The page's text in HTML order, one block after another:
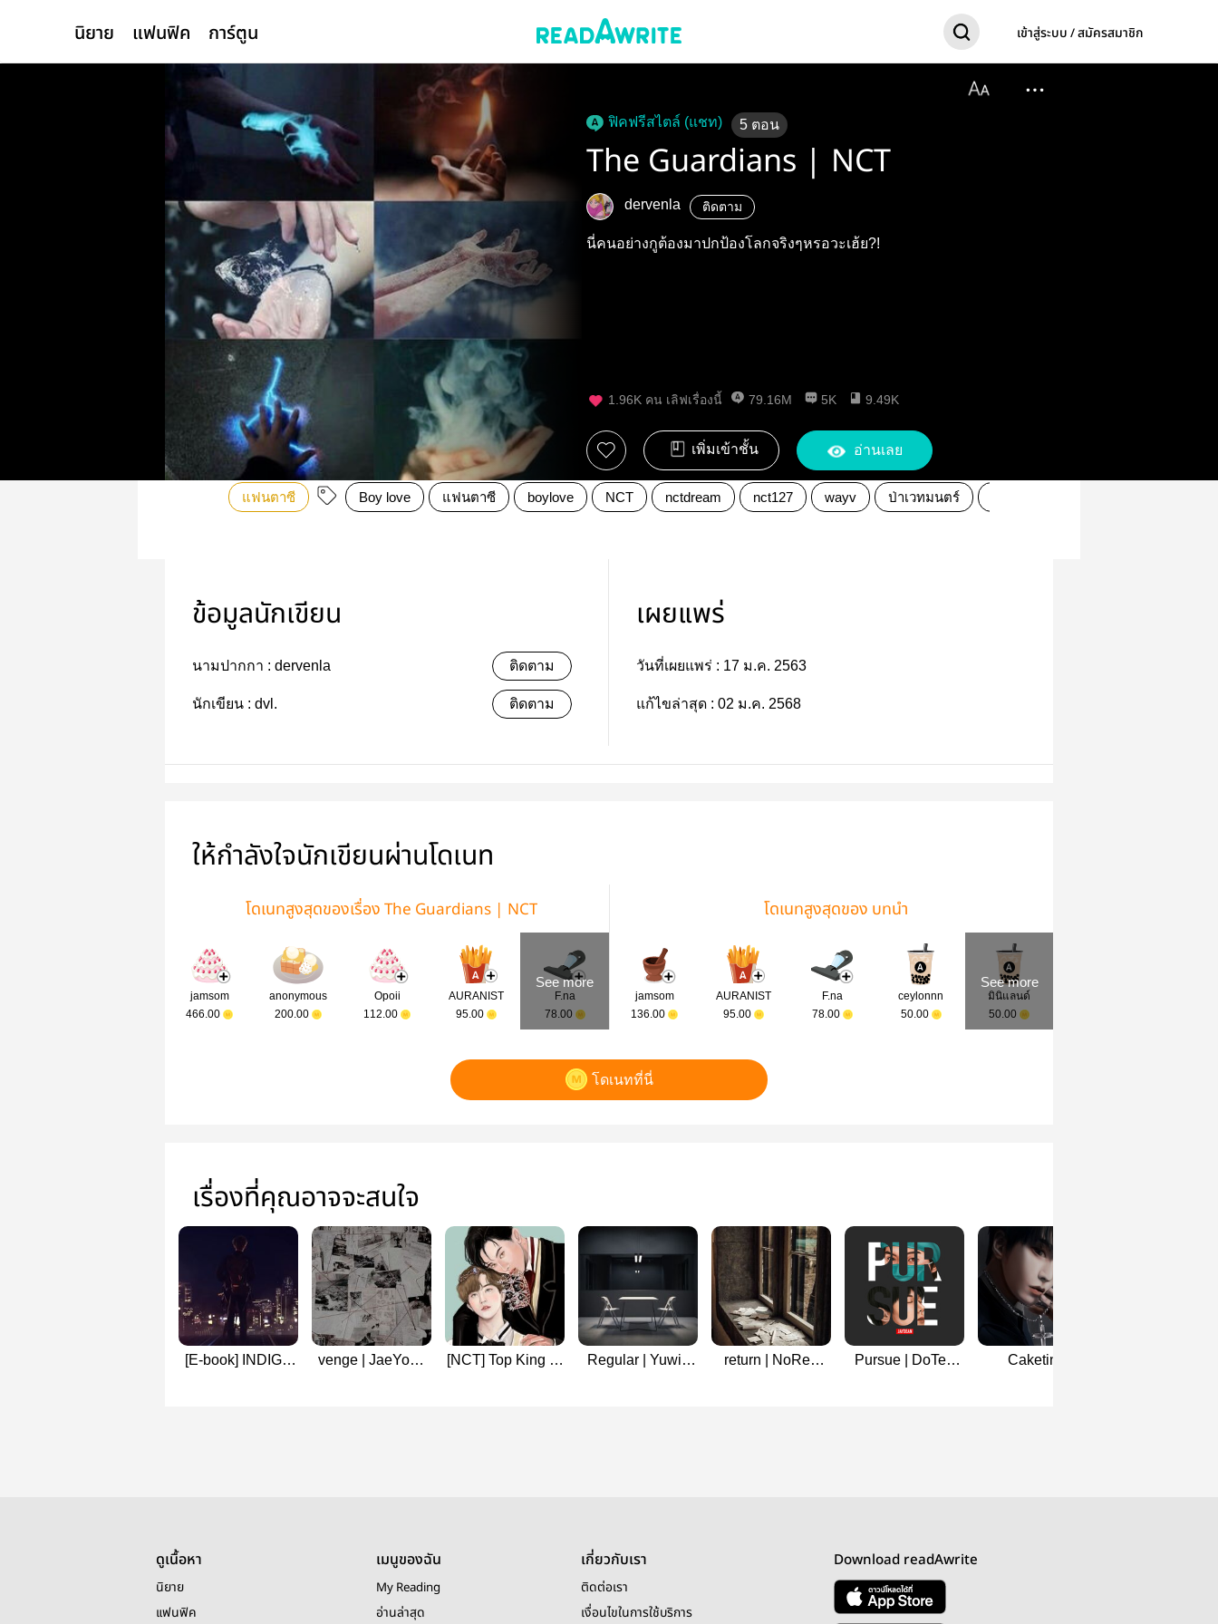
นิยาย แฟนฟิค การ์ตูน เข้าสู่ระบบ / สมัครสมาชิก
ฟิคฟรีสไตล์ (แชท) 5 ตอน
The Guardians | NCT
dervenla ติดตาม
นี่คนอย่างกูต้องมาปกป้องโลกจริงๆหรอวะเฮ้ย?!
1.96K คน เลิฟเรื่องนี้ 79.16M 5K 9.49K
เพิ่มเข้าชั้น อ่านเลย
แฟนตาซี Boy love แฟนตาซี boylove NCT nctdream nct127 wayv ป่าเวทมนตร์
ข้อมูลนักเขียน
นามปากกา : dervenla ติดตาม
นักเขียน : dvl. ติดตาม
เผยแพร่
วันที่เผยแพร่ : 17 ม.ค. 2563
แก้ไขล่าสุด : 02 ม.ค. 2568
ให้กำลังใจนักเขียนผ่านโดเนท
โดเนทสูงสุดของเรื่อง The Guardians | NCT
jamsom
466.00
anonymous
200.00
Opoii
112.00
AURANIST
95.00
See more
F.na
78.00
โดเนทสูงสุดของ บทนำ
jamsom
136.00
AURANIST
95.00
F.na
78.00
ceylonnn
50.00
See more
มินิแลนด์
50.00
โดเนทที่นี่
เรื่องที่คุณอาจจะสนใจ
[E-book] INDIGO
venge | JaeYong
[NCT] Top King 👑
Regular | Yuwin
return | NoRen
Pursue | DoTen
Caketini |
ดูเนื้อหา
นิยาย
แฟนฟิค
เมนูของฉัน
My Reading
อ่านล่าสุด
เกี่ยวกับเรา
ติดต่อเรา
เงื่อนไขในการใช้บริการ
Download readAwrite